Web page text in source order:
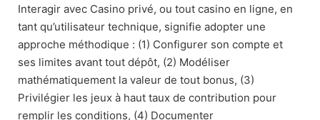
Interagir avec Casino privé, ou tout casino en ligne, en
tant qu’utilisateur technique, signifie adopter une
approche méthodique : (1) Configurer son compte et
ses limites avant tout dépôt, (2) Modéliser
mathématiquement la valeur de tout bonus, (3)
Privilégier les jeux à haut taux de contribution pour
remplir les conditions, (4) Documenter